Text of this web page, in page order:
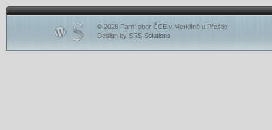
© 2026 Farní sbor ČCE v Merklíně u Přeštic
Design by SRS Solutions